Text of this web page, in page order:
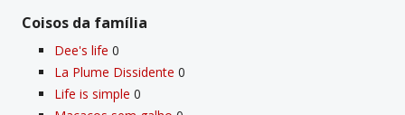
Coisos da famí­lia
Dee's life 0
La Plume Dissidente 0
Life is simple 0